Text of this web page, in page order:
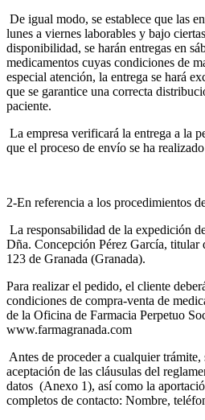
De igual modo, se establece que las
lunes a viernes laborables y bajo
disponibilidad, se harán entregas en
medicamentos cuyas condiciones de
especial atención, la entrega se hará
que se garantice una correcta
paciente.
La empresa verificará la entrega a la
que el proceso de envío se ha
2-En referencia a los procedimientos
La responsabilidad de la expedición
Dña. Concepción Pérez García, titular
123 de Granada (Granada).
Para realizar el pedido, el cliente
condiciones de compra-venta de
de la Oficina de Farmacia Perpetuo
www.farmagranada.com
Antes de proceder a cualquier
aceptación de las cláusulas del
datos (Anexo 1), así como la
completos de contacto: Nombre,